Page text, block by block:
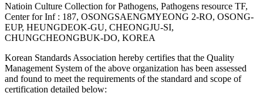
Natioin Culture Collection for Pathogens, Pathogens resource TF,
Center for Inf : 187, OSONGSAENGMYEONG 2-RO, OSONG-
EUP, HEUNGDEOK-GU, CHEONGJU-SI,
CHUNGCHEONGBUK-DO, KOREA
Korean Standards Association hereby certifies that the Quality
Management System of the above organization has been assessed
and found to meet the requirements of the standard and scope of
certification detailed below: